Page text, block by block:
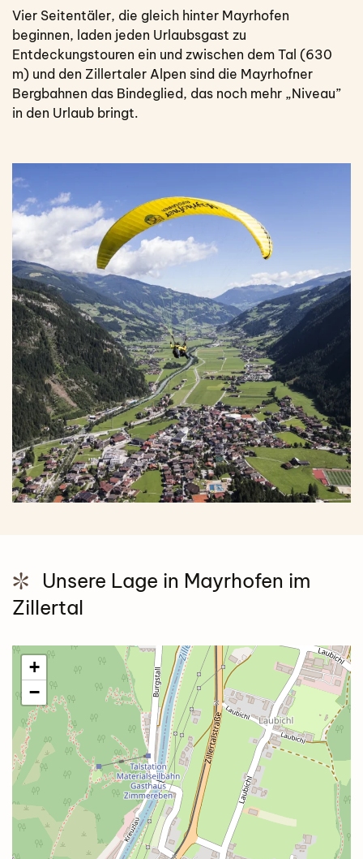
Vier Seitentäler, die gleich hinter Mayrhofen
beginnen, laden jeden Urlaubsgast zu
Entdeckungstouren ein und zwischen dem Tal (630
m) und den Zillertaler Alpen sind die Mayrhofner
Bergbahnen das Bindeglied, das noch mehr „Niveau”
in den Urlaub bringt.
Unsere Lage in Mayrhofen im
Zillertal
+
−